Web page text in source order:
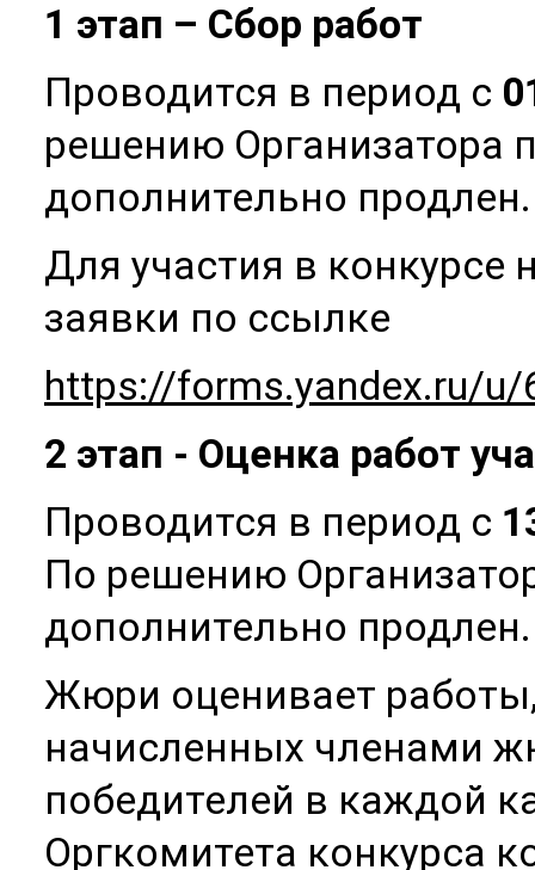
1 этап – Сбор работ
Проводится в период с
решению Организатора
дополнительно продлен.
Для участия в
заявки по ссылке
https://forms.yandex.ru/
2 этап - Оценка работ
Проводится в период с
По решению
дополнительно продлен.
Жюри оценивает
начисленных членами
победителей в каждой
Оргкомитета конкурса